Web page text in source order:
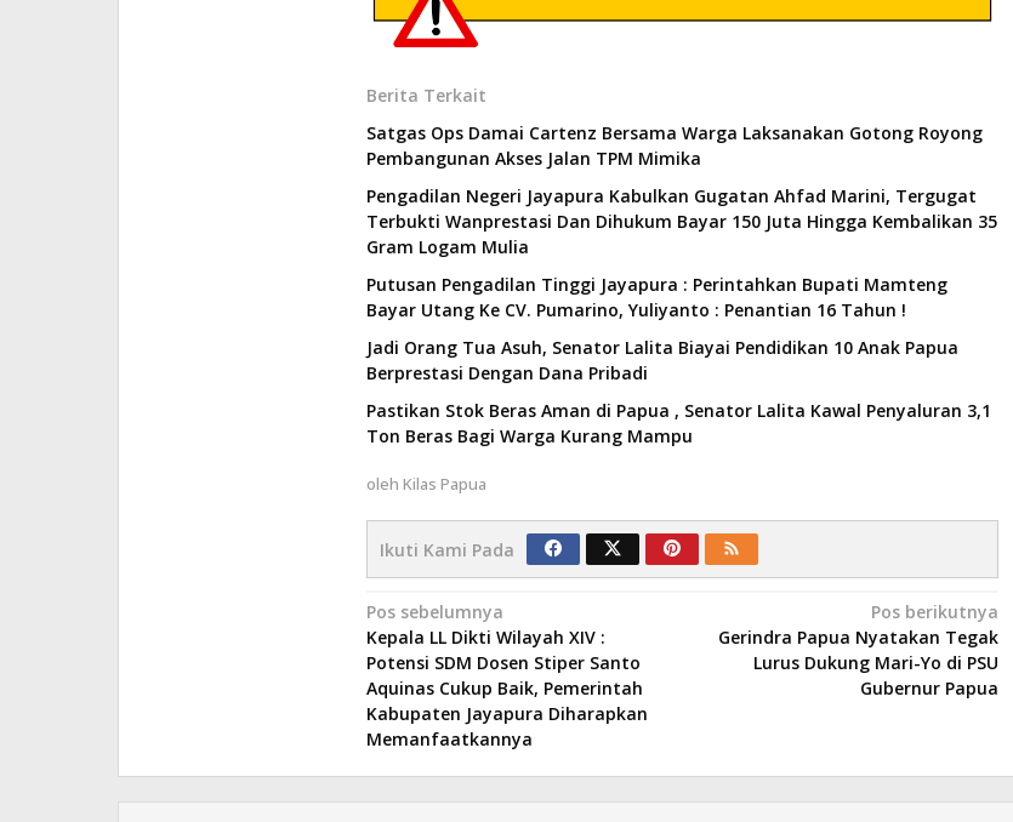
Berita Terkait
Satgas Ops Damai Cartenz Bersama Warga Laksanakan Gotong Royong
Pembangunan Akses Jalan TPM Mimika
Pengadilan Negeri Jayapura Kabulkan Gugatan Ahfad Marini, Tergugat
Terbukti Wanprestasi Dan Dihukum Bayar 150 Juta Hingga Kembalikan 35
Gram Logam Mulia
Putusan Pengadilan Tinggi Jayapura : Perintahkan Bupati Mamteng
Bayar Utang Ke CV. Pumarino, Yuliyanto : Penantian 16 Tahun !
Jadi Orang Tua Asuh, Senator Lalita Biayai Pendidikan 10 Anak Papua
Berprestasi Dengan Dana Pribadi
Pastikan Stok Beras Aman di Papua , Senator Lalita Kawal Penyaluran 3,1
Ton Beras Bagi Warga Kurang Mampu
oleh Kilas Papua
Ikuti Kami Pada
Navigasi
pos
Pos sebelumnya
Kepala LL Dikti Wilayah XIV :
Potensi SDM Dosen Stiper Santo
Aquinas Cukup Baik, Pemerintah
Kabupaten Jayapura Diharapkan
Memanfaatkannya
Pos berikutnya
Gerindra Papua Nyatakan Tegak
Lurus Dukung Mari-Yo di PSU
Gubernur Papua